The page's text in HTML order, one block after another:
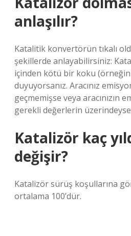
anlaşılır?
Katalitik konvertörün tıkalı
şekillerde anlayabilirsiniz:
içinden kötü bir koku
duyuyorsanız. Aracınız
geçmemişse veya aracınızın
gerekli değerlerin üzerindeyse.
Katalizör kaç
değişir?
Katalizör sürüş koşullarına
ortalama 100’dür.